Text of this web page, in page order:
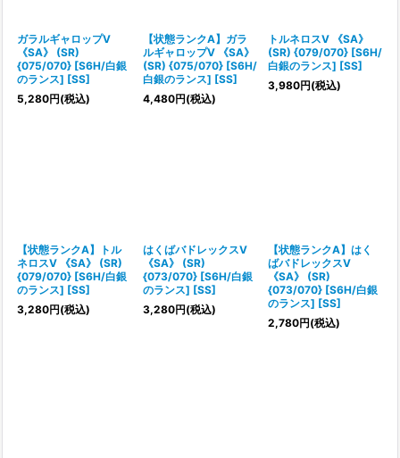
ガラルギャロップV
《SA》 (SR)
{075/070} [S6H/白銀
のランス] [SS]
5,280円(税込)
【状態ランクA】ガラ
ルギャロップV 《SA》
(SR) {075/070} [S6H/
白銀のランス] [SS]
4,480円(税込)
トルネロスV 《SA》
(SR) {079/070} [S6H/
白銀のランス] [SS]
3,980円(税込)
【状態ランクA】トル
ネロスV 《SA》 (SR)
{079/070} [S6H/白銀
のランス] [SS]
3,280円(税込)
はくばバドレックスV
《SA》 (SR)
{073/070} [S6H/白銀
のランス] [SS]
3,280円(税込)
【状態ランクA】はく
ばバドレックスV
《SA》 (SR)
{073/070} [S6H/白銀
のランス] [SS]
2,780円(税込)